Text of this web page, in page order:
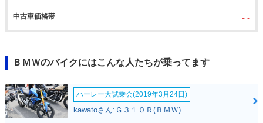
中古車価格帯 - -
ＢＭＷのバイクにはこんな人たちが乗ってます
ハーレー大試乗会(2019年3月24日)
kawatoさん:Ｇ３１０Ｒ(ＢＭＷ)